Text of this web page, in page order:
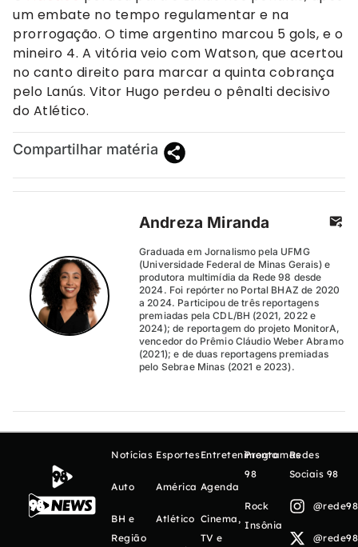
um embate no tempo regulamentar e na
prorrogação. O time argentino marcou 5 gols, e o
mineiro 4. A vitória veio com Watson, que acertou
no canto direito para marcar a quinta cobrança
pelo Lanús. Vitor Hugo perdeu o pênalti decisivo
do Atlético.
Compartilhar matéria
Andreza Miranda
Graduada em Jornalismo pela UFMG
(Universidade Federal de Minas Gerais) e
produtora multimídia da Rede 98 desde
2024. Foi repórter no Portal BHAZ de 2020
a 2024. Participou de três reportagens
premiadas pela CDL/BH (2021, 2022 e
2024); de reportagem do projeto MonitorA,
vencedor do Prêmio Cláudio Weber Abramo
(2021); e de duas reportagens premiadas
pelo Sebrae Minas (2021 e 2023).
Notícias
Auto
BH e
Região
Esportes
América
Atlético
Entretenimento
Agenda
Cinema,
TV e
Programas
98
Rock
Insônia
Redes
Sociais 98